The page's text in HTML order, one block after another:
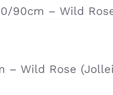
90cm – Wild
– Wild Rose